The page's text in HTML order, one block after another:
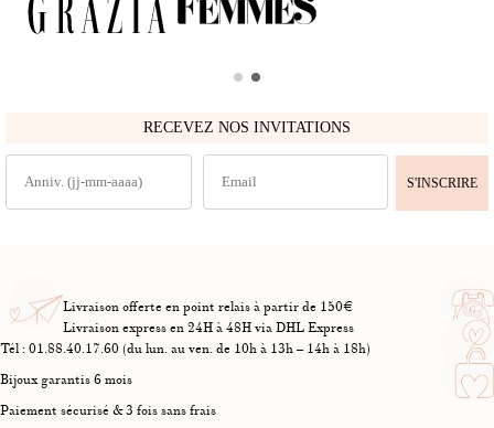
RECEVEZ NOS INVITATIONS
S'INSCRIRE
Livraison offerte en point relais à partir de 150€
Livraison express en 24H à 48H via DHL Express
Tél : 01.88.40.17.60 (du lun. au ven. de 10h à 13h – 14h à 18h)
Bijoux garantis 6 mois
Paiement sécurisé & 3 fois sans frais